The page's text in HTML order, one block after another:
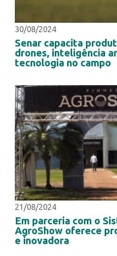
30/08/2024
Senar capacita
drones, inteligência
tecnologia no campo
21/08/2024
Em parceria com o
AgroShow oferece
e inovadora